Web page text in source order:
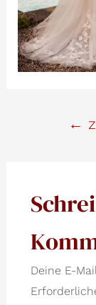
←
Deine E-